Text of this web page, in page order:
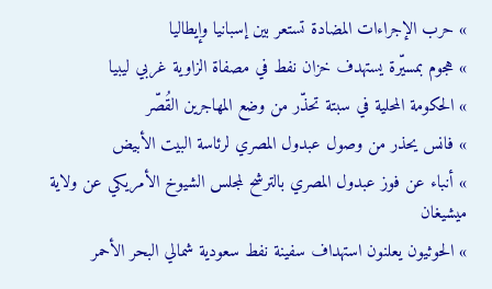
» حرب الإجراءات المضادة تستعر بين إسبانيا وإيطاليا
» هجوم بمسيّرة يستهدف خزان نفط في مصفاة الزاوية غربي ليبيا
» الحكومة المحلية في سبتة تحذّر من وضع المهاجرين القُصّر
» فانس يحذر من وصول عبدول المصري لرئاسة البيت الأبيض
» أنباء عن فوز عبدول المصري بالترشح لمجلس الشيوخ الأمريكي عن ولاية
ميشيغان
» الحوثيون يعلنون استهداف سفينة نفط سعودية شمالي البحر الأحمر